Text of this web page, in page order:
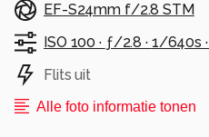
EF-S24mm f/2.8 STM
ISO 100 · ƒ/2.8 · 1/640s ·
Flits uit
Alle foto informatie tonen